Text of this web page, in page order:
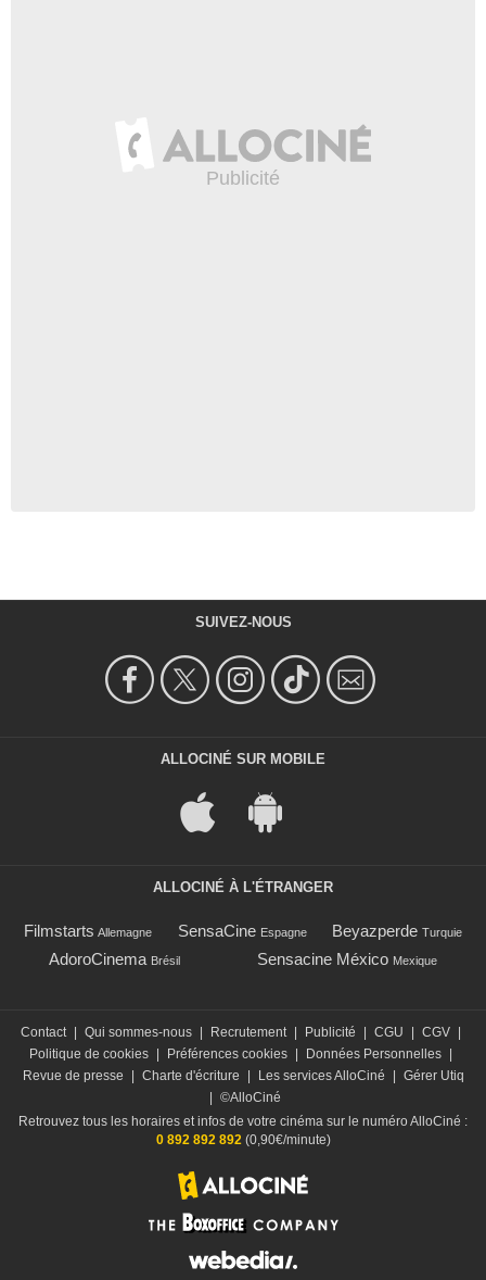
SUIVEZ-NOUS
ALLOCINÉ SUR MOBILE
ALLOCINÉ À L'ÉTRANGER
Filmstarts Allemagne SensaCine Espagne Beyazperde Turquie
AdoroCinema Brésil Sensacine México Mexique
Contact Qui sommes-nous Recrutement Publicité CGU CGV
Politique de cookies
Préférences cookies Données Personnelles
Revue de presse
Charte d'écriture Les services AlloCiné
Gérer Utiq
©AlloCiné
Retrouvez tous les horaires et infos de votre cinéma sur le numéro AlloCiné :
0 892 892 892(0,90€/minute)